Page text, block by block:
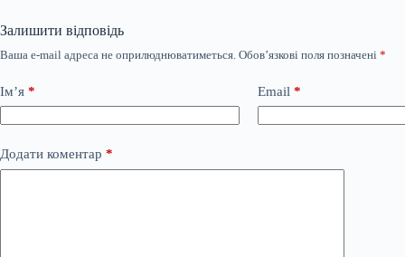
Залишити відповідь
Ваша e-mail адреса не оприлюднюватиметься. Обов’язкові поля позначені *
Ім’я * Email *
Додати коментар *